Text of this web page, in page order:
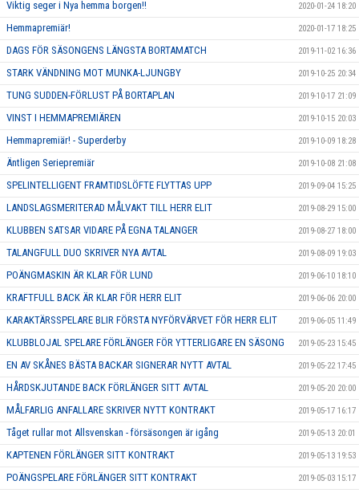
Viktig seger i Nya hemma borgen!! 2020-01-24 18:20
Hemmapremiär! 2020-01-17 18:25
DAGS FÖR SÄSONGENS LÄNGSTA BORTAMATCH 2019-11-02 16:36
STARK VÄNDNING MOT MUNKA-LJUNGBY 2019-10-25 20:34
TUNG SUDDEN-FÖRLUST PÅ BORTAPLAN 2019-10-17 21:09
VINST I HEMMAPREMIÄREN 2019-10-15 20:03
Hemmapremiär! - Superderby 2019-10-09 18:28
Äntligen Seriepremiär 2019-10-08 21:08
SPELINTELLIGENT FRAMTIDSLÖFTE FLYTTAS UPP 2019-09-04 15:25
LANDSLAGSMERITERAD MÅLVAKT TILL HERR ELIT 2019-08-29 15:00
KLUBBEN SATSAR VIDARE PÅ EGNA TALANGER 2019-08-27 18:00
TALANGFULL DUO SKRIVER NYA AVTAL 2019-08-09 19:03
POÄNGMASKIN ÄR KLAR FÖR LUND 2019-06-10 18:10
KRAFTFULL BACK ÄR KLAR FÖR HERR ELIT 2019-06-06 20:00
KARAKTÄRSSPELARE BLIR FÖRSTA NYFÖRVÄRVET FÖR HERR ELIT 2019-06-05 11:49
KLUBBLOJAL SPELARE FÖRLÄNGER FÖR YTTERLIGARE EN SÄSONG 2019-05-23 15:45
EN AV SKÅNES BÄSTA BACKAR SIGNERAR NYTT AVTAL 2019-05-22 17:45
HÅRDSKJUTANDE BACK FÖRLÄNGER SITT AVTAL 2019-05-20 20:00
MÅLFARLIG ANFALLARE SKRIVER NYTT KONTRAKT 2019-05-17 16:17
Tåget rullar mot Allsvenskan - försäsongen är igång 2019-05-13 20:01
KAPTENEN FÖRLÄNGER SITT KONTRAKT 2019-05-13 19:53
POÄNGSPELARE FÖRLÄNGER SITT KONTRAKT 2019-05-03 15:17